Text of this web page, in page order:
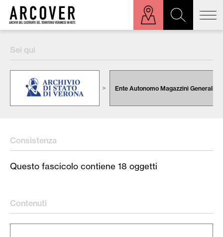
sulla mappa
Cerca:
Sei qui
Ente Autonomo Magazzini Generali
Consistenza
Questo fascicolo contiene 18 oggetti
Contenuti